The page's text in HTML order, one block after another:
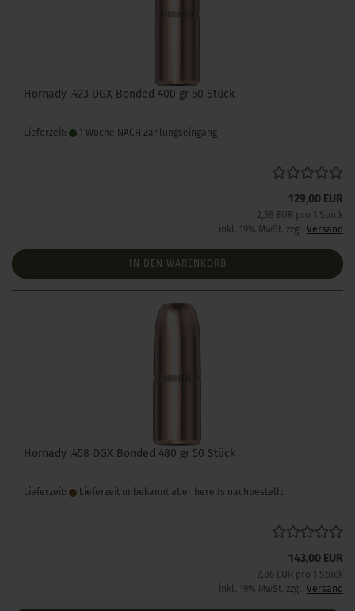
Hornady .423 DGX Bonded 400 gr 50 Stück
Lieferzeit: 1 Woche NACH Zahlungseingang
129,00 EUR
2,58 EUR pro 1 Stück
inkl. 19% MwSt. zzgl. Versand
IN DEN WARENKORB
Hornady .458 DGX Bonded 480 gr 50 Stück
Lieferzeit: Lieferzeit unbekannt aber bereits nachbestellt
143,00 EUR
2,86 EUR pro 1 Stück
inkl. 19% MwSt. zzgl. Versand